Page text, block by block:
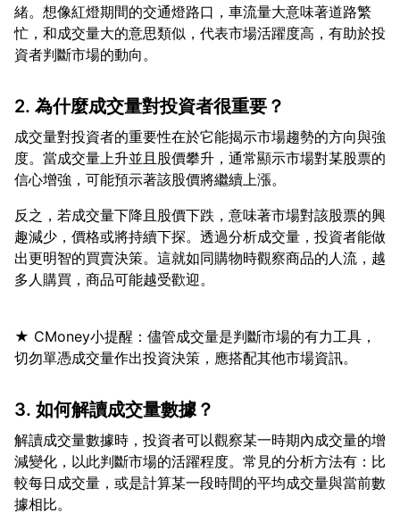
緒。想像紅燈期間的交通燈路口，車流量大意味著道路繁
忙，和成交量大的意思類似，代表市場活躍度高，有助於投
2. 為什麼成交量對投資者很重要？
成交量對投資者的重要性在於它能揭示市場趨勢的方向與強
度。當成交量上升並且股價攀升，通常顯示市場對某股票的
反之，若成交量下降且股價下跌，意味著市場對該股票的興
趣減少，價格或將持續下探。透過分析成交量，投資者能做
出更明智的買賣決策。這就如同購物時觀察商品的人流，越
★ CMoney小提醒：儘管成交量是判斷市場的有力工具，
3. 如何解讀成交量數據？
解讀成交量數據時，投資者可以觀察某一時期內成交量的增
減變化，以此判斷市場的活躍程度。常見的分析方法有：比
較每日成交量，或是計算某一段時間的平均成交量與當前數